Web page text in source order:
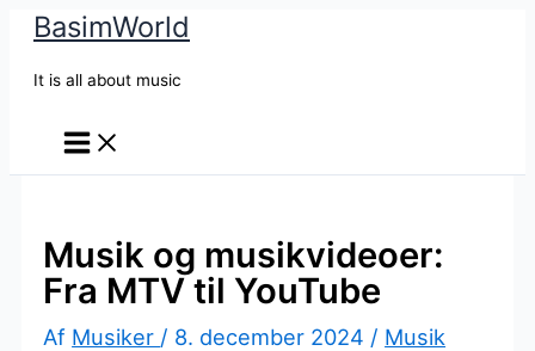
BasimWorld
It is all about music
Musik og musikvideoer:
Fra MTV til YouTube
Af Musiker / 8. december 2024 / Musik